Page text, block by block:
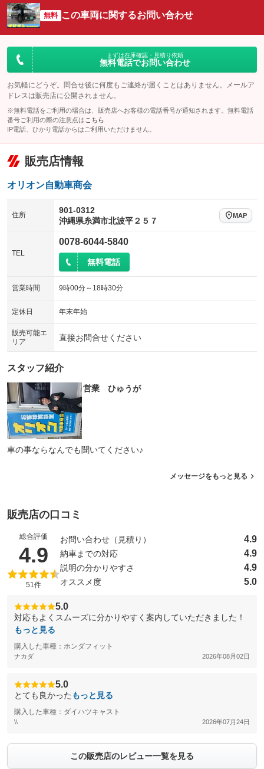
サイドカメラ
：装備なし ルーフレール
：装備なし
：装備なし
：装備なし
無料 この車両に関するお問い合わせ
まずは在庫確認・見積り依頼
無料電話でお問い合わせ
お気軽にどうぞ。問合せ後に何度もご連絡が届くことはありません。メールア
ドレスは販売店に公開されません。
※無料電話をご利用の場合は、販売店へお客様の電話番号が通知されます。無料電話
番号ご利用の際の注意点は こちら
IP電話、ひかり電話からはご利用いただけません。
販売店情報
オリオン自動車商会
住所
901-0312
沖縄県糸満市北波平２５７
MAP
TEL
0078-6044-5840
無料電話
営業時間 9時00分～18時30分
定休日 年末年始
販売可能エ
リア
直接お問合せください
スタッフ紹介
営業 ひゅうが
車の事ならなんでも聞いてください♪
メッセージをもっと見る
販売店の口コミ
総合評価
4.9 （5点満点中）
51件
お問い合わせ（見積り） 4.9
納車までの対応 4.9
説明の分かりやすさ 4.9
オススメ度 5.0
5.0
対応もよくスムーズに分かりやすく案内していただきました！
もっと見る
購入した車種：ホンダフィット
ナカダ 2026年08月02日
5.0
とても良かった もっと見る
購入した車種：ダイハツキャスト
\\ 2026年07月24日
この販売店のレビュー一覧を見る